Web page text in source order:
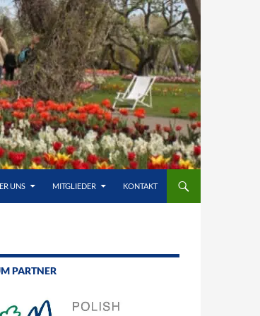
UNS MITGLIEDER KONTAKT
PARTNER